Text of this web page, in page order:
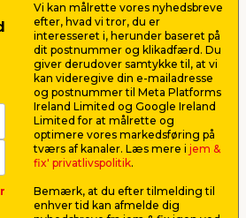
2
Med 12
Falke®
Vi kan målrette vores nyhedsbreve
efter, hvad vi tror, du er
interesseret i, herunder baseret på
dit postnummer og klikadfærd. Du
giver derudover samtykke til, at vi
kan videregive din e-mailadresse
og postnummer til Meta Platforms
Ireland Limited og Google Ireland
Limited for at målrette og
optimere vores markedsføring på
tværs af kanaler. Læs mere i jem &
fix' privatlivspolitik.
Bemærk, at du efter tilmelding til
enhver tid kan afmelde dig